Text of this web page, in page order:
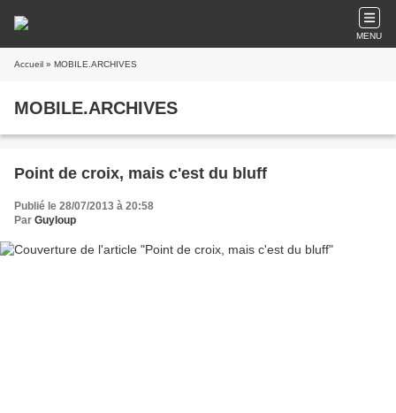
MENU
Accueil » MOBILE.ARCHIVES
MOBILE.ARCHIVES
Point de croix, mais c'est du bluff
Publié le 28/07/2013 à 20:58
Par Guyloup